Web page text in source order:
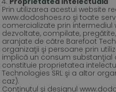
Prin utilizarea acestui website
www.dodoshoes.ro şi toate
comercializate prin intermediul
dezvoltate, compilate,
aranjate de către Barefoot
organizaţii şi persoane prin
implică un consum substanţial
constituie proprietatea
Technologies SRL şi a altor
caz).
Conţinutul şi designul